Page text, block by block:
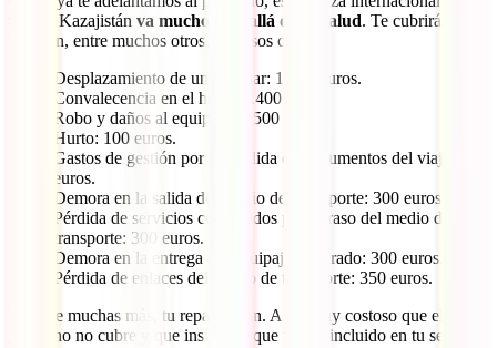
viaje a Kazajistán va mucho más allá de tu salud. Te cubrirá
también, entre muchos otros, en casos como:
Desplazamiento de un familiar: 1.400 euros.
Convalecencia en el hotel: 1.400 euros.
Robo y daños al equipaje: 2.500 euros.
Hurto: 100 euros.
Gastos de gestión por la pérdida de documentos del viaje: 200
euros.
Demora en la salida del medio del transporte: 300 euros.
Pérdida de servicios contratados por retraso del medio de
transporte: 300 euros.
Demora en la entrega del equipaje facturado: 300 euros.
Pérdida de enlaces del medio de transporte: 350 euros.
Y, entre muchas más, tu repatriación. Algo muy costoso que el
gobierno no cubre y que insiste en que venga incluido en tu seguro.